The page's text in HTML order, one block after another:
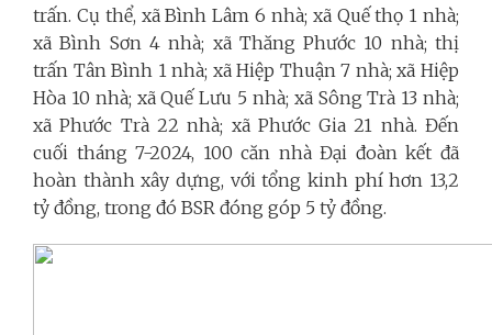
trấn. Cụ thể, xã Bình Lâm 6 nhà; xã Quế thọ 1 nhà;
xã Bình Sơn 4 nhà; xã Thăng Phước 10 nhà; thị
trấn Tân Bình 1 nhà; xã Hiệp Thuận 7 nhà; xã Hiệp
Hòa 10 nhà; xã Quế Lưu 5 nhà; xã Sông Trà 13 nhà;
xã Phước Trà 22 nhà; xã Phước Gia 21 nhà. Đến
cuối tháng 7-2024, 100 căn nhà Đại đoàn kết đã
hoàn thành xây dựng, với tổng kinh phí hơn 13,2
tỷ đồng, trong đó BSR đóng góp 5 tỷ đồng.